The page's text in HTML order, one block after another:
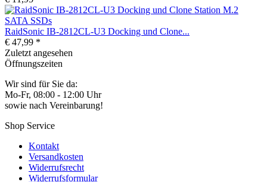
RaidSonic IB-2812CL-U3 Docking und Clone...
€ 47,99 *
Zuletzt angesehen
Öffnungszeiten
Wir sind für Sie da:
Mo-Fr, 08:00 - 12:00 Uhr
sowie nach Vereinbarung!
Shop Service
Kontakt
Versandkosten
Widerrufsrecht
Widerrufsformular